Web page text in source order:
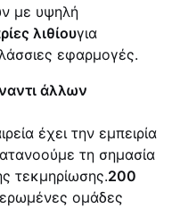
με υψηλή
λιθίουγια
εφαρμογές.
άλλων
έχει την εμπειρία
τη σημασία
τεκμηρίωσης.200
ομάδες